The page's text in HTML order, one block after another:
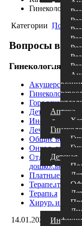
Аптека
Детская
Гинекология
Категории Помощь
Вопросы в
Гинекология
Акушерства и
Гинекология
Городской
Детство
Лечебно-
Общие
Онкология
Отделение
дошкольного
Платные
Терапия
14.01.2026 21:56